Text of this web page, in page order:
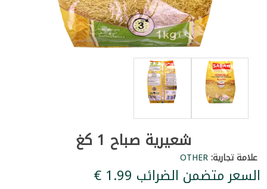
شعيرية صباح 1 كغ
علامة تجارية:OTHER
السعر متضمن الضرائب ‏1.99 €